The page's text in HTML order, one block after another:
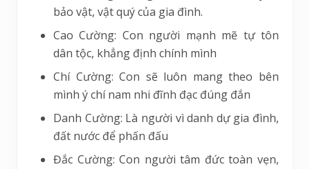
bảo vật, vật quý của gia đình.
Cao Cường: Con người mạnh mẽ tự tôn
dân tộc, khẳng định chính mình
Chí Cường: Con sẽ luôn mang theo bên
mình ý chí nam nhi đĩnh đạc đúng đắn
Danh Cường: Là người vì danh dự gia đình,
đất nước để phấn đấu
Đắc Cường: Con người tâm đức toàn vẹn,